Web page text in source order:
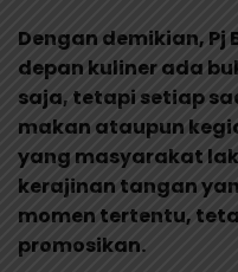
Dengan demikian, Pj
depan kuliner ada
saja, tetapi setiap
makan ataupun
yang masyarakat
kerajinan tangan
momen tertentu,
promosikan.